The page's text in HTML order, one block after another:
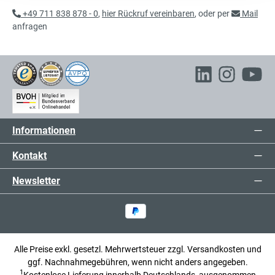
Schubladen
exkl. 111,72 € MwSt.
Aktenschrank mit Flügeltüren,
Büroschrank
387,00 €*
exkl. 73,53 € MwSt.
+49 711 838 878 - 0, hier Rückruf vereinbaren, oder per
Mail
anfragen
Informationen
Kontakt
Newsletter
Alle Preise exkl. gesetzl. Mehrwertsteuer zzgl. Versandkosten und
ggf. Nachnahmegebühren, wenn nicht anders angegeben.
1